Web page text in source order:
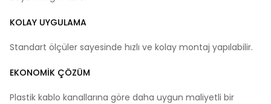
KOLAY UYGULAMA
Standart ölçüler sayesinde hızlı ve kolay montaj yapılabilir.
EKONOMIK ÇÖZÜM
Plastik kablo kanallarına göre daha uygun maliyetli bir